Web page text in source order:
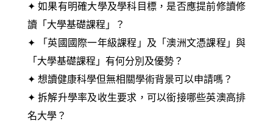
✦ 如果有明確大學及學科目標，是否應提前修讀修
讀「大學基礎課程」？
✦ 「英國國際一年級課程」及「澳洲文憑課程」與
「大學基礎課程」有何分別及優勢？
✦ 想讀健康科學但無相關學術背景可以申請嗎？
✦ 拆解升學率及收生要求，可以銜接哪些英澳高排
名大學？